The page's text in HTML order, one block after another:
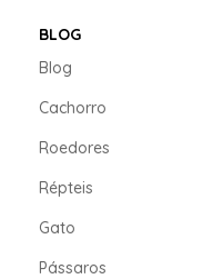
BLOG
Blog
Cachorro
Roedores
Répteis
Gato
Pássaros